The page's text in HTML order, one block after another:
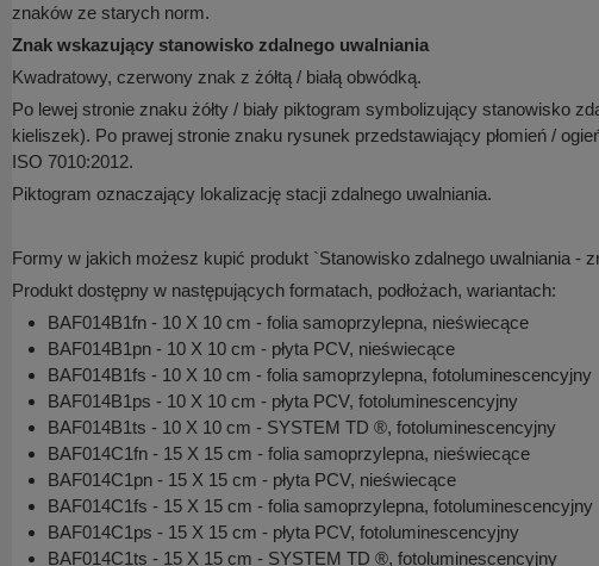
znaków ze starych norm.
Znak wskazujący stanowisko zdalnego uwalniania
Kwadratowy, czerwony znak z żółtą / białą obwódką.
Po lewej stronie znaku żółty / biały piktogram symbolizujący stanowisko
kieliszek). Po prawej stronie znaku rysunek przedstawiający płomień /
ISO 7010:2012.
Piktogram oznaczający lokalizację stacji zdalnego uwalniania.
Formy w jakich możesz kupić produkt `Stanowisko zdalnego uwalniania -
Produkt dostępny w następujących formatach, podłożach, wariantach:
BAF014B1fn - 10 X 10 cm - folia samoprzylepna, nieświecące
BAF014B1pn - 10 X 10 cm - płyta PCV, nieświecące
BAF014B1fs - 10 X 10 cm - folia samoprzylepna, fotoluminescencyjny
BAF014B1ps - 10 X 10 cm - płyta PCV, fotoluminescencyjny
BAF014B1ts - 10 X 10 cm - SYSTEM TD ®, fotoluminescencyjny
BAF014C1fn - 15 X 15 cm - folia samoprzylepna, nieświecące
BAF014C1pn - 15 X 15 cm - płyta PCV, nieświecące
BAF014C1fs - 15 X 15 cm - folia samoprzylepna, fotoluminescencyjny
BAF014C1ps - 15 X 15 cm - płyta PCV, fotoluminescencyjny
BAF014C1ts - 15 X 15 cm - SYSTEM TD ®, fotoluminescencyjny